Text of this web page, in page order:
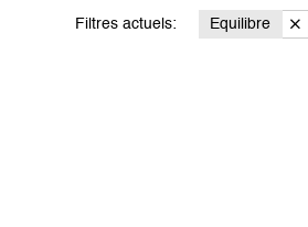
Filtres actuels: Equilibre